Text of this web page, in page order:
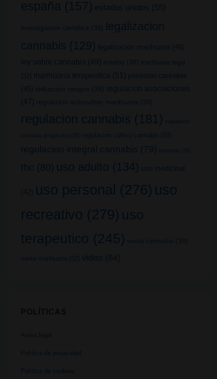
españa (157) estados unidos (55)
investigacion cientifica (39)
legalizacion
cannabis (129) legalizacion marihuana (46)
ley sobre cannabis (49) madrid (38)
marihuana legal
(32)
marihuana terapeutica (51) posesion cannabis
(45) reduccion riesgos (38)
regulacion asociaciones
(47) regulacion autocultivo marihuana (39)
regulacion cannabis (181) regulacion
cannabis terapeutico (25) regulacion cultivo cannabis (33)
regulacion integral cannabis (79) terpenos (25)
thc (80) uso adulto (134) uso medicinal
(42) uso personal (276) uso
recreativo (279) uso
terapeutico (245) venta cannabis (38)
venta marihuana (32) video (64)
Aviso legal
Política de privacidad
Política de cookies